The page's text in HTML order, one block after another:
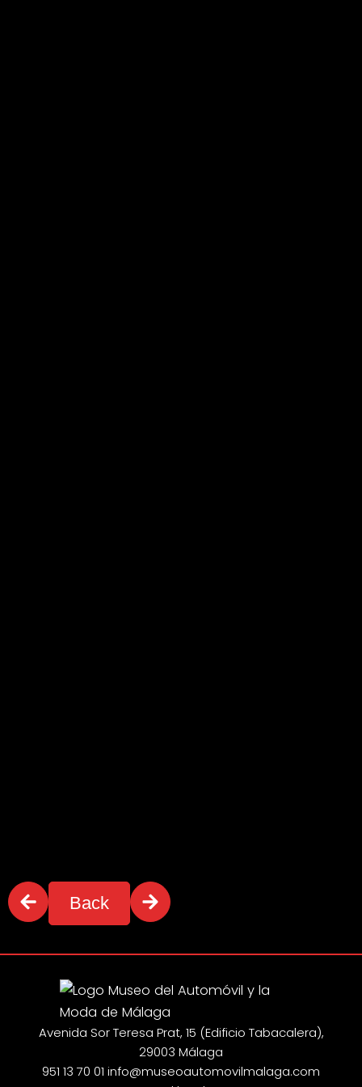
Back
Avenida Sor Teresa Prat, 15 (Edificio Tabacalera),
29003 Málaga
951 13 70 01 info@museoautomovilmalaga.com